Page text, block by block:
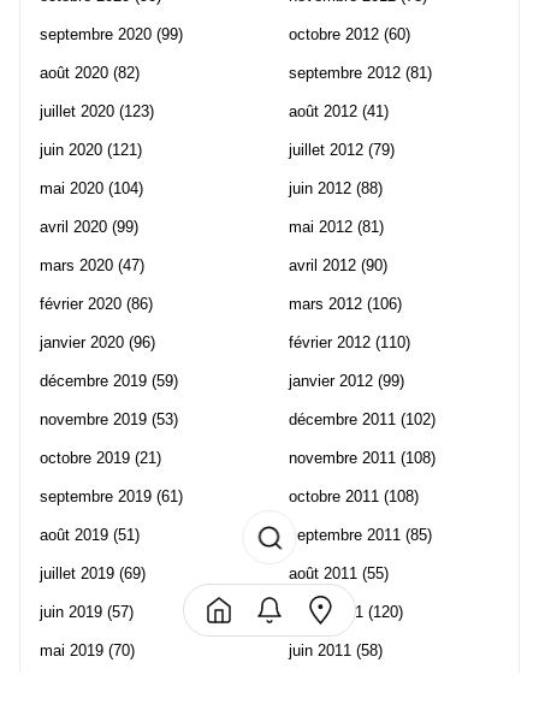
septembre 2020 (99)
août 2020 (82)
juillet 2020 (123)
juin 2020 (121)
mai 2020 (104)
avril 2020 (99)
mars 2020 (47)
février 2020 (86)
janvier 2020 (96)
décembre 2019 (59)
novembre 2019 (53)
octobre 2019 (21)
septembre 2019 (61)
août 2019 (51)
juillet 2019 (69)
juin 2019 (57)
mai 2019 (70)
octobre 2012 (60)
septembre 2012 (81)
août 2012 (41)
juillet 2012 (79)
juin 2012 (88)
mai 2012 (81)
avril 2012 (90)
mars 2012 (106)
février 2012 (110)
janvier 2012 (99)
décembre 2011 (102)
novembre 2011 (108)
octobre 2011 (108)
septembre 2011 (85)
août 2011 (55)
juillet 2011 (120)
juin 2011 (58)